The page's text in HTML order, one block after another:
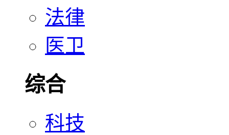
法律
医卫
综合
科技